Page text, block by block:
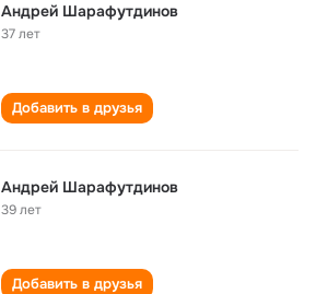
Андрей Шарафутдинов
37 лет
Добавить в друзья
Андрей Шарафутдинов
39 лет
Добавить в друзья